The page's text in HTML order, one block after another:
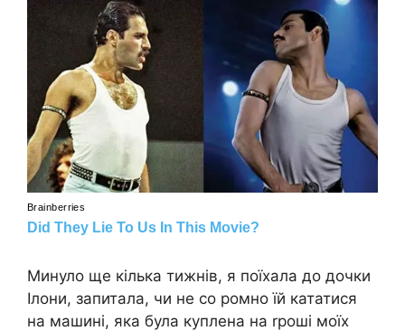
Минуло ще кілька тижнів, я поїхала до дочки
Ілони, запитала, чи не со ромно їй кататися
на машині, яка була куплена на rроші моїх